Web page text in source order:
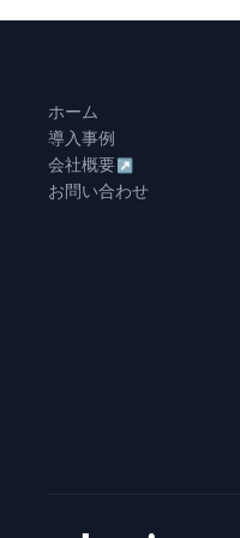
ホーム
導入事例
会社概要↗
お問い合わせ